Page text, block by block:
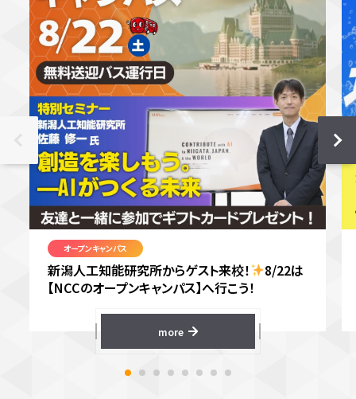
オープンキャンパス
新潟人工知能研究所からゲスト来校！
8/22は
【NCCのオープンキャンパス】へ行こう！
more